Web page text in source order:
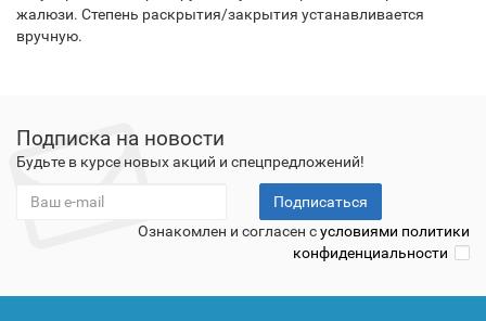
жалюзи. Степень раскрытия/закрытия устанавливается
вручную.
Подписка на новости
Будьте в курсе новых акций и спецпредложений!
Подписаться
Ознакомлен и согласен сусловиями политики
конфиденциальности